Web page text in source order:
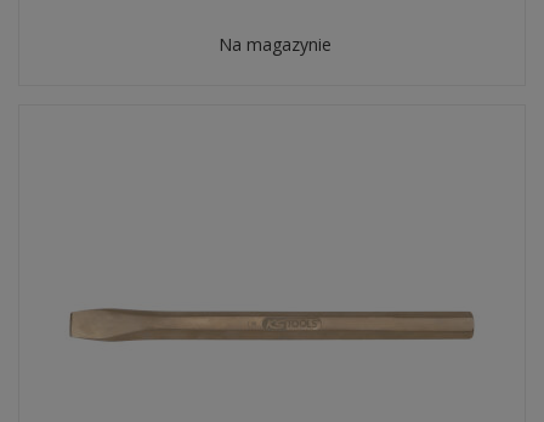
Na magazynie